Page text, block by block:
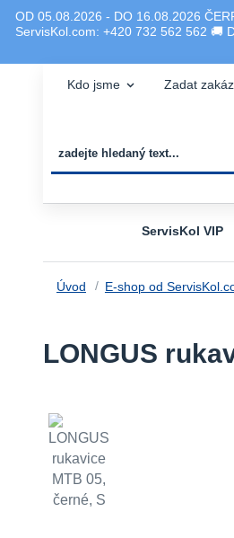
OD 05.08.2026 - DO 16.08.2026
ServisKol.com: +420 732 562 562 🚚
Kdo jsme Zadat
ServisKol VIP
Úvod E-shop od
LONGUS